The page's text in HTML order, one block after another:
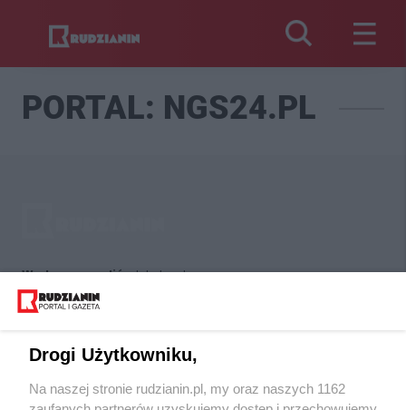
PORTAL: NGS24.PL
Wydawca mediówlokalnych
Nie zapomnij
Drogi Użytkowniku,
Na naszej stronie rudzianin.pl, my oraz naszych 1162